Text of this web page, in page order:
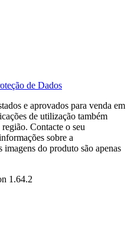
de Dados
e aprovados para venda em
de utilização também
Contacte o seu
sobre a
do produto são apenas
1.64.2